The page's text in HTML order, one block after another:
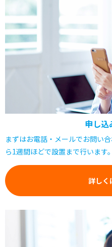
申し込
まずはお電話・メールでお問い
ら1週間ほどで設置まで行います。
詳しく